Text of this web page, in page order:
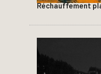
Réchauffement